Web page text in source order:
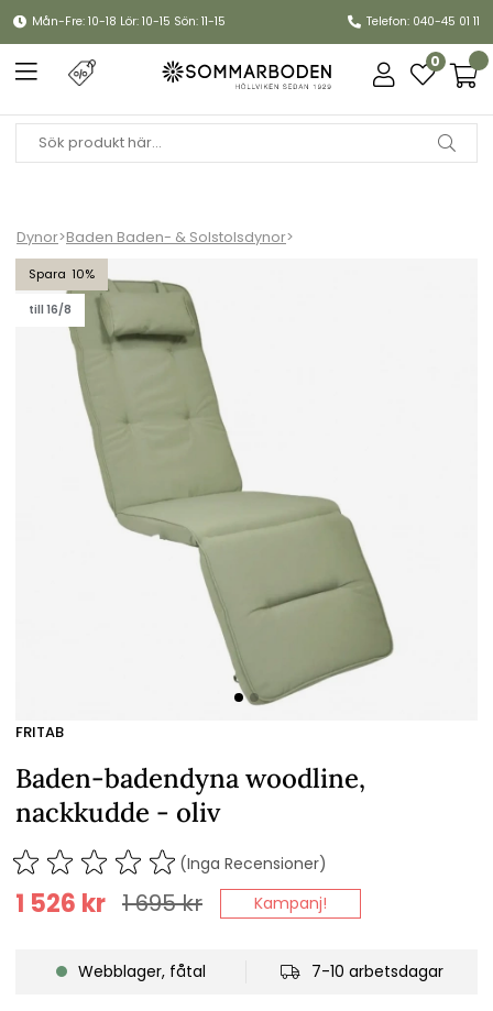
Mån-Fre: 10-18 Lör: 10-15 Sön: 11-15 Telefon: 040-45 01 11
0
Dynor>Baden Baden- & Solstolsdynor>
10
till 16/8
Baden-badendyna woodline, nackkudde - oliv
FRITAB
Baden-badendyna woodline,
nackkudde - oliv
(Inga Recensioner)
1 695kr
1 526 kr Kampanj!
Webblager, fåtal 7-10 arbetsdagar